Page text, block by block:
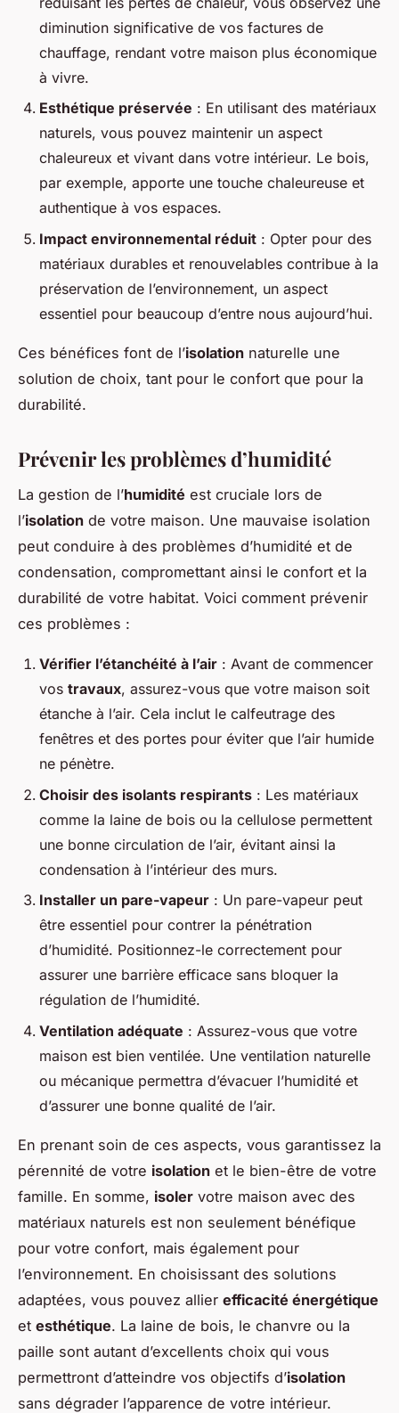
diminution significative de vos factures de
chauffage, rendant votre maison plus économique
à vivre.
Esthétique préservée : En utilisant des matériaux
naturels, vous pouvez maintenir un aspect
chaleureux et vivant dans votre intérieur. Le bois,
par exemple, apporte une touche chaleureuse et
authentique à vos espaces.
Impact environnemental réduit : Opter pour des
matériaux durables et renouvelables contribue à la
préservation de l’environnement, un aspect
essentiel pour beaucoup d’entre nous aujourd’hui.
Ces bénéfices font de l’isolation naturelle une
solution de choix, tant pour le confort que pour la
durabilité.
Prévenir les problèmes d’humidité
La gestion de l’humidité est cruciale lors de
l’isolation de votre maison. Une mauvaise isolation
peut conduire à des problèmes d’humidité et de
condensation, compromettant ainsi le confort et la
durabilité de votre habitat. Voici comment prévenir
ces problèmes :
Vérifier l’étanchéité à l’air : Avant de commencer
vos travaux, assurez-vous que votre maison soit
étanche à l’air. Cela inclut le calfeutrage des
fenêtres et des portes pour éviter que l’air humide
ne pénètre.
Choisir des isolants respirants : Les matériaux
comme la laine de bois ou la cellulose permettent
une bonne circulation de l’air, évitant ainsi la
condensation à l’intérieur des murs.
Installer un pare-vapeur : Un pare-vapeur peut
être essentiel pour contrer la pénétration
d’humidité. Positionnez-le correctement pour
assurer une barrière efficace sans bloquer la
régulation de l’humidité.
Ventilation adéquate : Assurez-vous que votre
maison est bien ventilée. Une ventilation naturelle
ou mécanique permettra d’évacuer l’humidité et
d’assurer une bonne qualité de l’air.
En prenant soin de ces aspects, vous garantissez la
pérennité de votre isolation et le bien-être de votre
famille. En somme, isoler votre maison avec des
matériaux naturels est non seulement bénéfique
pour votre confort, mais également pour
l’environnement. En choisissant des solutions
adaptées, vous pouvez allier efficacité énergétique
et esthétique. La laine de bois, le chanvre ou la
paille sont autant d’excellents choix qui vous
permettront d’atteindre vos objectifs d’isolation
sans dégrader l’apparence de votre intérieur.